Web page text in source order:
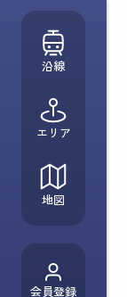
沿線
エリア
地図
会員登録